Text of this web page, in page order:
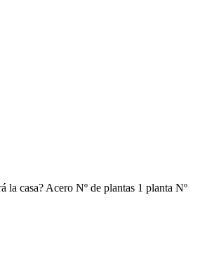
casa? Acero Nº de plantas 1 planta Nº